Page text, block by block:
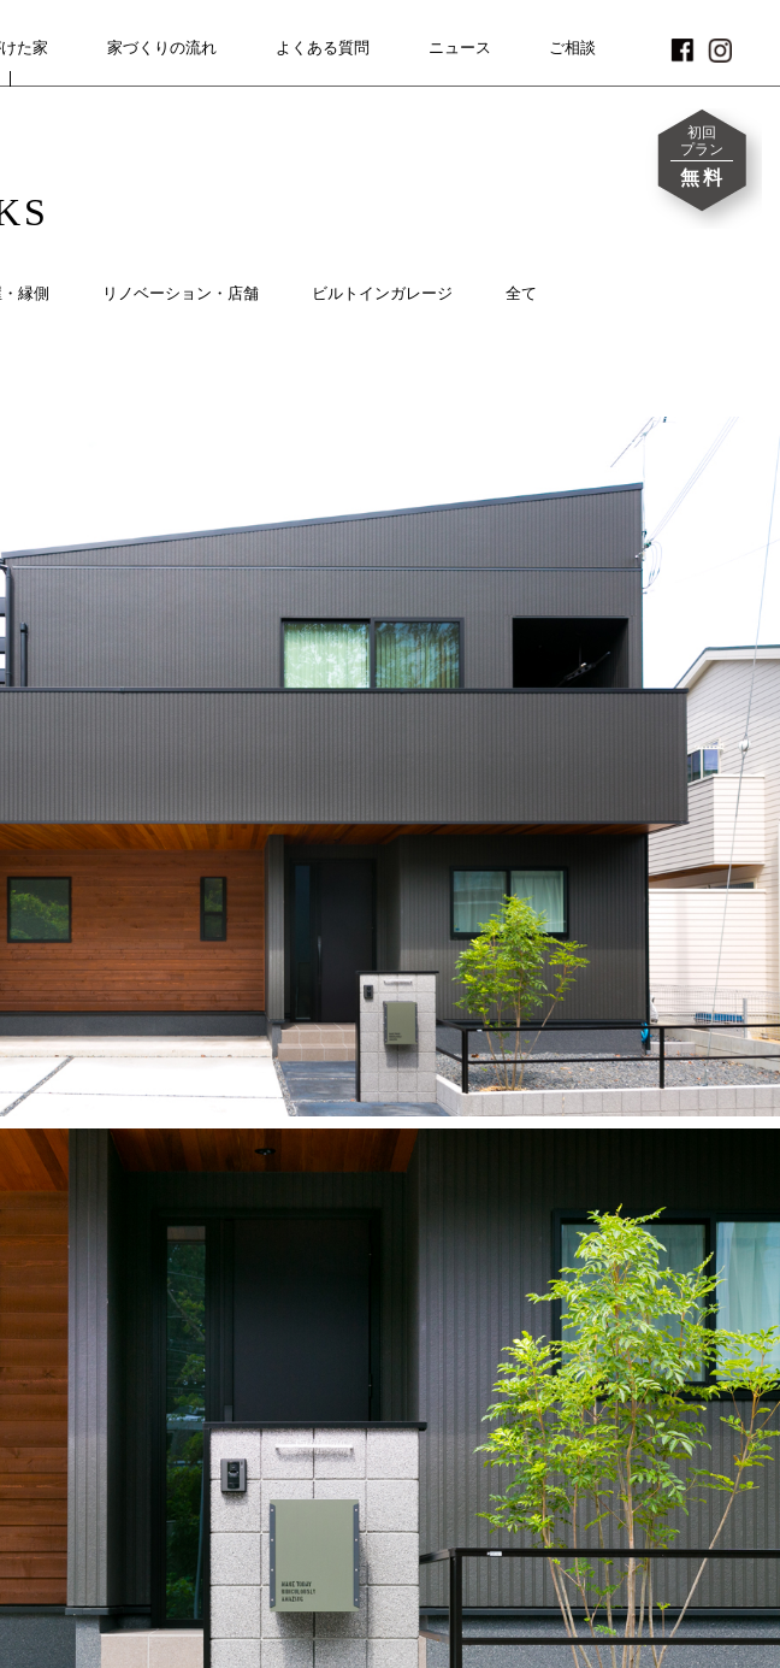
た家 家づくりの流れ
FLOW よくある質問
FAQ ニュース
NEWS ご相談
CONTACT
初回
プラン
無料
縁側 リノベーション・店舗 ビルトインガレージ 全て